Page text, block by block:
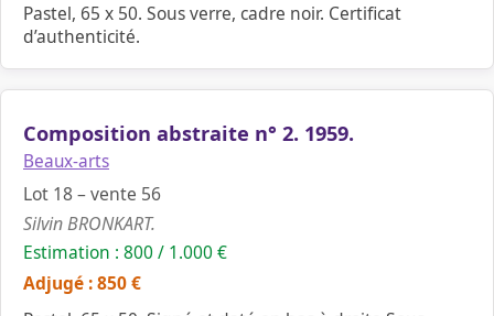
Pastel, 65 x 50. Sous verre, cadre noir. Certificat
d’authenticité.
Composition abstraite n° 2. 1959.
Beaux-arts
Lot 18 – vente 56
Silvin BRONKART.
Estimation : 800 / 1.000 €
Adjugé : 850 €